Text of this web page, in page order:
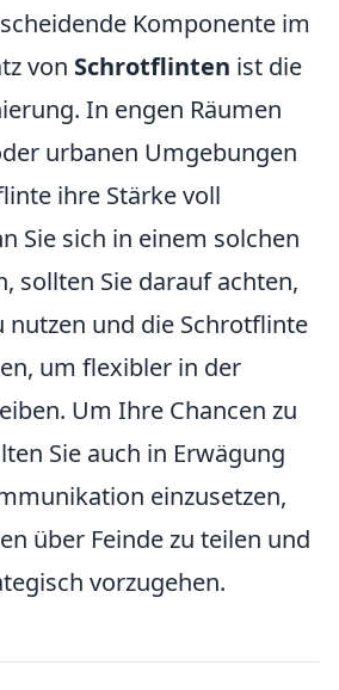
Komponente im
von Schrotflinten ist die
In engen Räumen
urbanen Umgebungen
ihre Stärke voll
Sie sich in einem solchen
sollten Sie darauf achten,
nutzen und die Schrotflinte
um flexibler in der
Um Ihre Chancen zu
Sie auch in Erwägung
einzusetzen,
über Feinde zu teilen und
vorzugehen.